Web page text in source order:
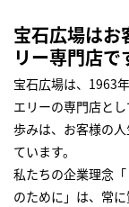
宝石広場はお
リー専門店で
宝石広場は、1963
エリーの専門店と
歩みは、お客様の
ています。
私たちの企業理念
のために」は、常